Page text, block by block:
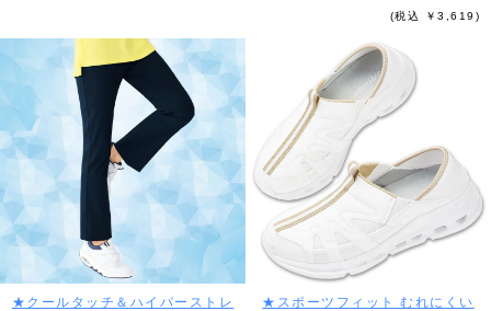
(税込 ￥3,619)
★クールタッチ＆ハイパーストレ
★スポーツフィット むれにくい